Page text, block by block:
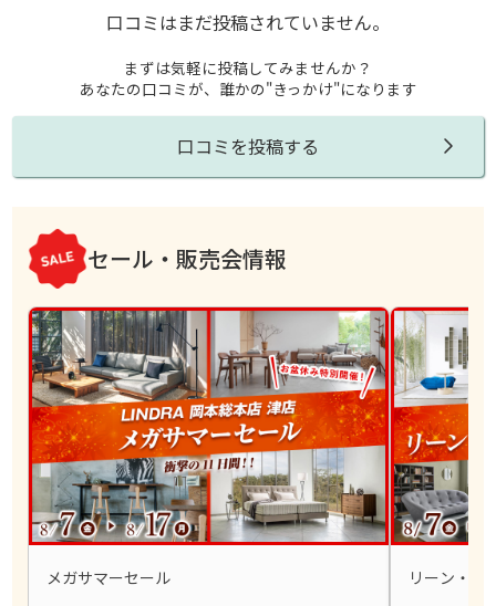
口コミはまだ投稿されていません。
まずは気軽に投稿してみませんか？
あなたの口コミが、誰かの"きっかけ"になります
口コミを投稿する
セール・販売会情報
メガサマーセール
リーン・ロ